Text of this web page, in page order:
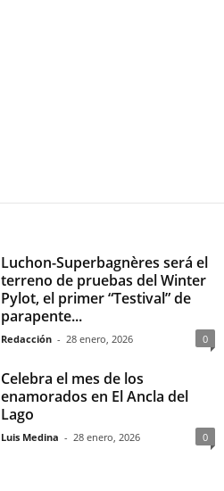
Luchon-Superbagnères será el
terreno de pruebas del Winter
Pylot, el primer “Testival” de
parapente...
Redacción - 28 enero, 2026 0
Celebra el mes de los
enamorados en El Ancla del
Lago
Luis Medina - 28 enero, 2026 0